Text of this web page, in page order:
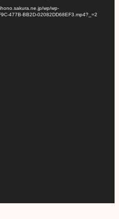
wp/wp-
477B-BB2D-02082DD68EF3.mp4?_=2